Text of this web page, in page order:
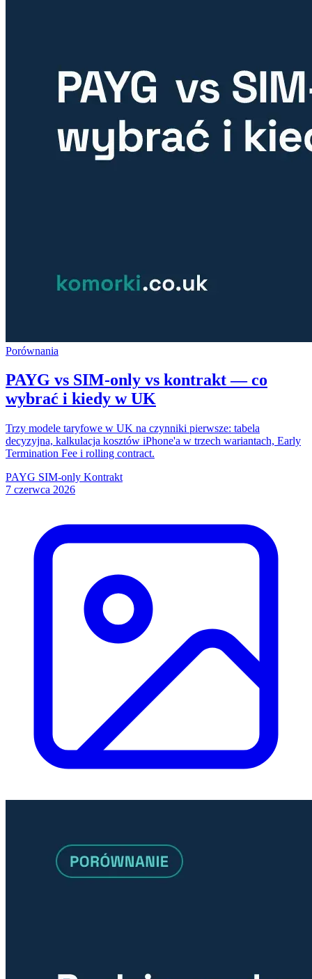
Porównania
PAYG vs SIM-only vs kontrakt — co
wybrać i kiedy w UK
Trzy modele taryfowe w UK na czynniki pierwsze: tabela
decyzyjna, kalkulacja kosztów iPhone'a w trzech wariantach, Early
Termination Fee i rolling contract.
PAYG SIM-only Kontrakt
7 czerwca 2026